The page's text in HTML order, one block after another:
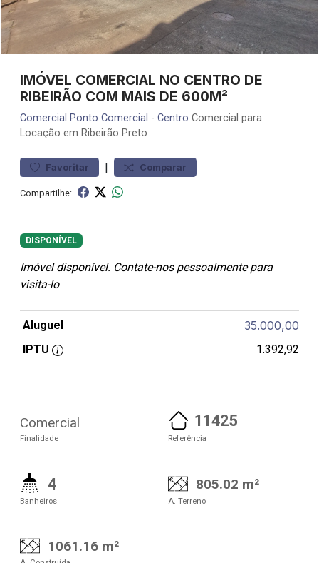
IMÓVEL COMERCIAL NO CENTRO DE
RIBEIRÃO COM MAIS DE 600M²
Comercial Ponto Comercial - Centro Comercial para
Locação em Ribeirão Preto
Favoritar | Comparar
Compartilhe:
DISPONÍVEL
Imóvel disponível. Contate-nos pessoalmente para
visita-lo
Aluguel 35.000,00
IPTU 1.392,92
Comercial
Finalidade
11425
Referência
4
Banheiros
805.02 m²
A. Terreno
1061.16 m²